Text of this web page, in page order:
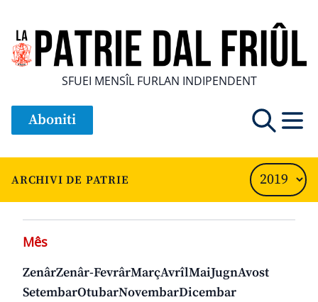
SFUEI MENSÎL FURLAN INDIPENDENT
Aboniti
ARCHIVI DE PATRIE
Mês
ZenârZenâr-FevrârMarçAvrîlMaiJugnAvost
SetembarOtubarNovembarDicembar